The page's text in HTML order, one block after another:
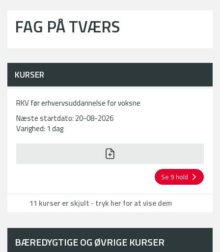
FAG PÅ TVÆRS
KURSER
RKV før erhvervsuddannelse for voksne
Se 9 hold
Næste startdato: 20-08-2026
Varighed: 1 dag
11 kurser er skjult - tryk her for at vise dem
BÆREDYGTIGE OG ØVRIGE KURSER